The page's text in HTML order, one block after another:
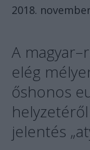
2018.
A
elég
őshonos
jelentés